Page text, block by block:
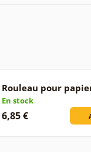
Rouleau pour
En stock
6,85 €